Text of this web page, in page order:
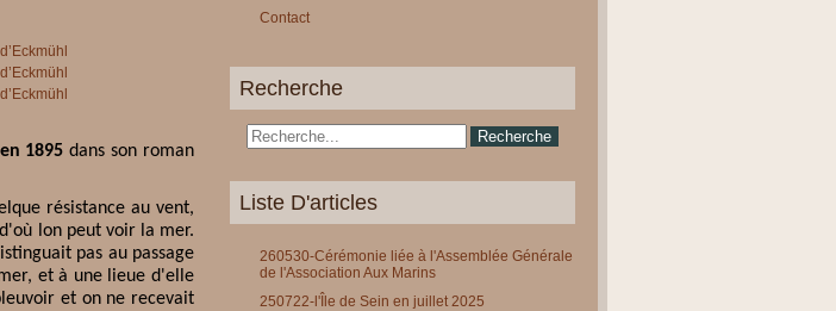
1895 dans son roman
résistance au vent,
lon peut voir la mer.
pas au passage
et à une lieue d'elle
et on ne recevait
Contact
Recherche
Liste D'articles
260530-Cérémonie liée à l'Assemblée Générale
de l'Association Aux Marins
250722-l'Île de Sein en juillet 2025